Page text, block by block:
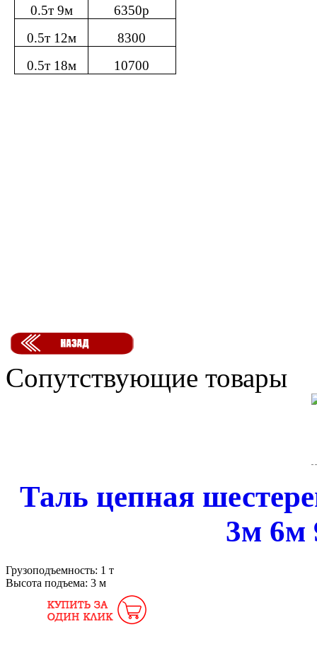
0.5т 9м
6350р
0.5т 12м
8300
0.5т 18м
10700
Сопутствующие товары
Таль цепная
3м 6м
Грузоподъемность: 1 т
Высота подъема: 3 м